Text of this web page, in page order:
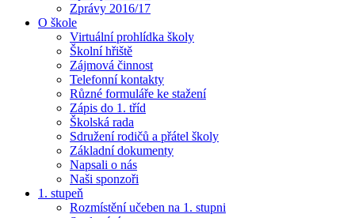
Zprávy 2016/17
O škole
Virtuální prohlídka školy
Školní hřiště
Zájmová činnost
Telefonní kontakty
Různé formuláře ke stažení
Zápis do 1. tříd
Školská rada
Sdružení rodičů a přátel školy
Základní dokumenty
Napsali o nás
Naši sponzoři
1. stupeň
Rozmístění učeben na 1. stupni